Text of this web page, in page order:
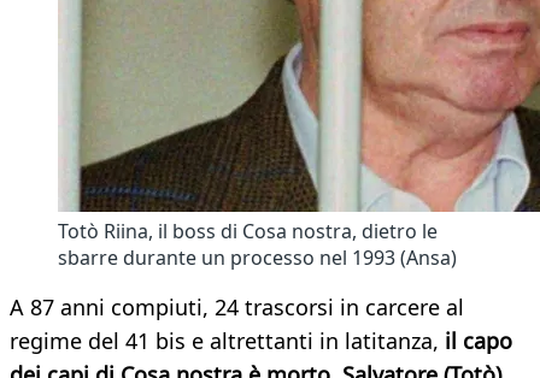
Totò Riina, il boss di Cosa nostra, dietro le
sbarre durante un processo nel 1993 (Ansa)
A 87 anni compiuti, 24 trascorsi in carcere al
regime del 41 bis e altrettanti in latitanza, il capo